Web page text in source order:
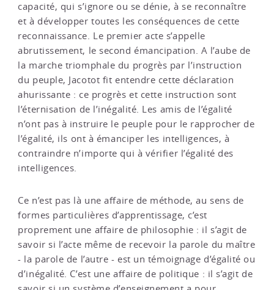
capacité, qui s’ignore ou se dénie, à se reconnaître
et à développer toutes les conséquences de cette
reconnaissance. Le premier acte s’appelle
abrutissement, le second émancipation. A l’aube de
la marche triomphale du progrès par l’instruction
du peuple, Jacotot fit entendre cette déclaration
ahurissante : ce progrès et cette instruction sont
l’éternisation de l’inégalité. Les amis de l’égalité
n’ont pas à instruire le peuple pour le rapprocher de
l’égalité, ils ont à émanciper les intelligences, à
contraindre n’importe qui à vérifier l’égalité des
intelligences.
Ce n’est pas là une affaire de méthode, au sens de
formes particulières d’apprentissage, c’est
proprement une affaire de philosophie : il s’agit de
savoir si l’acte même de recevoir la parole du maître
- la parole de l’autre - est un témoignage d’égalité ou
d’inégalité. C’est une affaire de politique : il s’agit de